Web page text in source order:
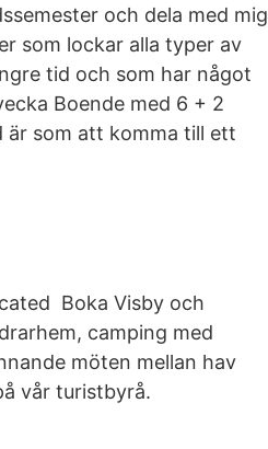
och dela med mig
som lockar alla typer av
tid och som har något
Boende med 6 + 2
är som att komma till ett
Boka Visby och
camping med
möten mellan hav
vår turistbyrå.